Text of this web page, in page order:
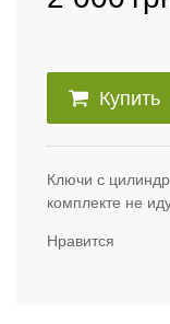
Купить
Ключи с
комплекте не
Нравится